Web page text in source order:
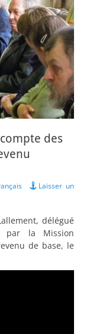
des
Laisser un
délégué
par la Mission
de base, le